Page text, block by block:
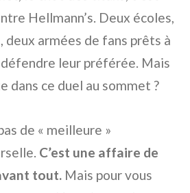
Hellmann’s. Deux écoles,
deux armées de fans prêts à
leur préférée. Mais
dans ce duel au sommet ?
de « meilleure »
C’est une affaire de
tout. Mais pour vous